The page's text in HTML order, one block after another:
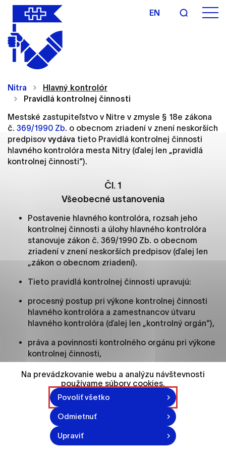
EN
Nitra
Hlavný kontrolór
Pravidlá kontrolnej činnosti
Mestské zastupiteľstvo v Nitre v zmysle § 18e zákona
č. 369/1990 Zb. o obecnom zriadení v znení neskorších
predpisov vydáva tieto Pravidlá kontrolnej činnosti
hlavného kontrolóra mesta Nitry (ďalej len „pravidlá
kontrolnej činnosti“).
Čl. 1
Všeobecné ustanovenia
Postavenie hlavného kontrolóra, rozsah jeho
kontrolnej činnosti a úlohy hlavného kontrolóra
stanovuje zákon č. 369/1990 Zb. o obecnom
zriadení v znení neskorších predpisov (ďalej len
„zákon o obecnom zriadení).
Tieto pravidlá kontrolnej činnosti upravujú:
procesný postup pri výkone kontrolnej činnosti
hlavného kontrolóra a zamestnancov útvaru
hlavného kontrolóra (ďalej len „kontrolný orgán“),
práva a povinnosti kontrolného orgánu pri výkone
kontrolnej činnosti,
práva a povinnosti kontrolovaného subjektu
a tretích osôb,
povinnosť spracovania dokumentácie
z vykonaných kontrol.
Na účely týchto pravidiel kontrolnej činnosti sa
rozumie:
Na prevádzkovanie webu a analýzu návštevnosti
používame súbory cookies.
Povoliť všetko
Odmietnuť
Upraviť
Nastavenie cookies
stránky môžu ukladať informácie o vašej aktivite a
preferenciách. Používajú sa napríklad k tomu, aby
si webový prehliadač zapamätoval Vaše
prihlásenie alebo aby sa uložila Vaša voľba v tomto
okne.
Vyberte úroveň cookies, ktorú chcete povoliť
Technické súbory cookie sú pre prevádzku
uplatniteľnými tým, že umožňujú základné funkcie,
ako je navigácia na stránke a prístup k
zabezpečeným oblastiam webovej stránky. Bez
týchto súborov cookie nemôže web správne
fungovať.
Analytické cookies
Analytické cookies pomáhajú prevádzkovateľovi
stránok pochopiť, ako návštevníci stránok stránku
používajú, aby mohol stránky optimalizovať a
ponúknuť im lepšiu skúsenosť. Všetky dáta sa
zbierajú anonymne a nie je možné ich spojiť s
konkrétnou osobou.
Označiť všetko
Uložiť nastavenia
Viac informácií